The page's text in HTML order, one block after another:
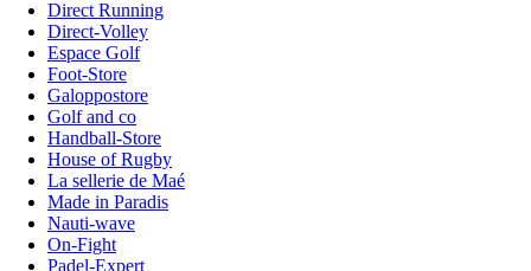
Direct Running
Direct-Volley
Espace Golf
Foot-Store
Galoppostore
Golf and co
Handball-Store
House of Rugby
La sellerie de Maé
Made in Paradis
Nauti-wave
On-Fight
Padel-Expert